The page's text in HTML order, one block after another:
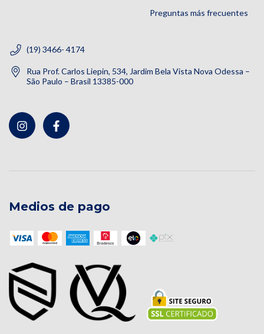
Preguntas más frecuentes
(19) 3466- 4174
Rua Prof. Carlos Liepin, 534, Jardim Bela Vista Nova Odessa –
São Paulo – Brasil 13385-000
Medios de pago